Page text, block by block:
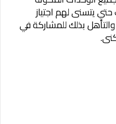
حتي يتسنى لهم اجتياز
بذلك للمشاركة في